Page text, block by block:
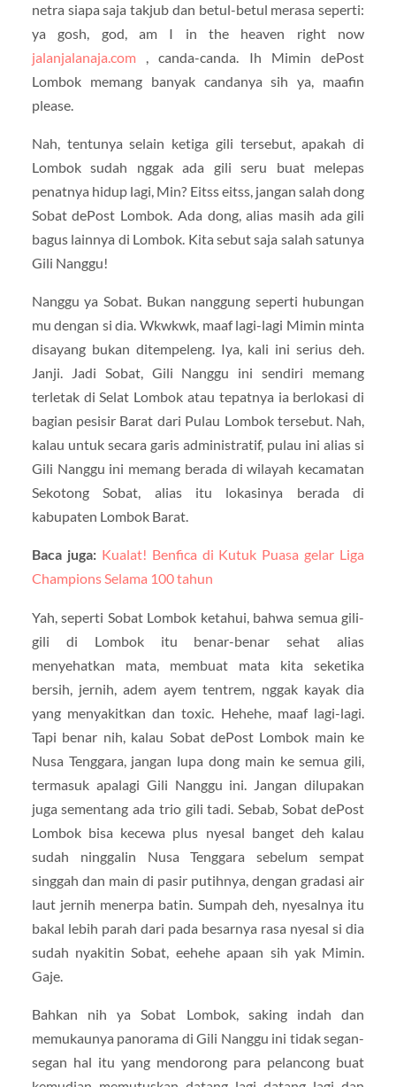
netra siapa saja takjub dan betul-betul merasa seperti:
ya gosh, god, am I in the heaven right now
jalanjalanaja.com , canda-canda. Ih Mimin dePost
Lombok memang banyak candanya sih ya, maafin
please.
Nah, tentunya selain ketiga gili tersebut, apakah di
Lombok sudah nggak ada gili seru buat melepas
penatnya hidup lagi, Min? Eitss eitss, jangan salah dong
Sobat dePost Lombok. Ada dong, alias masih ada gili
bagus lainnya di Lombok. Kita sebut saja salah satunya
Gili Nanggu!
Nanggu ya Sobat. Bukan nanggung seperti hubungan
mu dengan si dia. Wkwkwk, maaf lagi-lagi Mimin minta
disayang bukan ditempeleng. Iya, kali ini serius deh.
Janji. Jadi Sobat, Gili Nanggu ini sendiri memang
terletak di Selat Lombok atau tepatnya ia berlokasi di
bagian pesisir Barat dari Pulau Lombok tersebut. Nah,
kalau untuk secara garis administratif, pulau ini alias si
Gili Nanggu ini memang berada di wilayah kecamatan
Sekotong Sobat, alias itu lokasinya berada di
kabupaten Lombok Barat.
Baca juga: Kualat! Benfica di Kutuk Puasa gelar Liga
Champions Selama 100 tahun
Yah, seperti Sobat Lombok ketahui, bahwa semua gili-
gili di Lombok itu benar-benar sehat alias
menyehatkan mata, membuat mata kita seketika
bersih, jernih, adem ayem tentrem, nggak kayak dia
yang menyakitkan dan toxic. Hehehe, maaf lagi-lagi.
Tapi benar nih, kalau Sobat dePost Lombok main ke
Nusa Tenggara, jangan lupa dong main ke semua gili,
termasuk apalagi Gili Nanggu ini. Jangan dilupakan
juga sementang ada trio gili tadi. Sebab, Sobat dePost
Lombok bisa kecewa plus nyesal banget deh kalau
sudah ninggalin Nusa Tenggara sebelum sempat
singgah dan main di pasir putihnya, dengan gradasi air
laut jernih menerpa batin. Sumpah deh, nyesalnya itu
bakal lebih parah dari pada besarnya rasa nyesal si dia
sudah nyakitin Sobat, eehehe apaan sih yak Mimin.
Gaje.
Bahkan nih ya Sobat Lombok, saking indah dan
memukaunya panorama di Gili Nanggu ini tidak segan-
segan hal itu yang mendorong para pelancong buat